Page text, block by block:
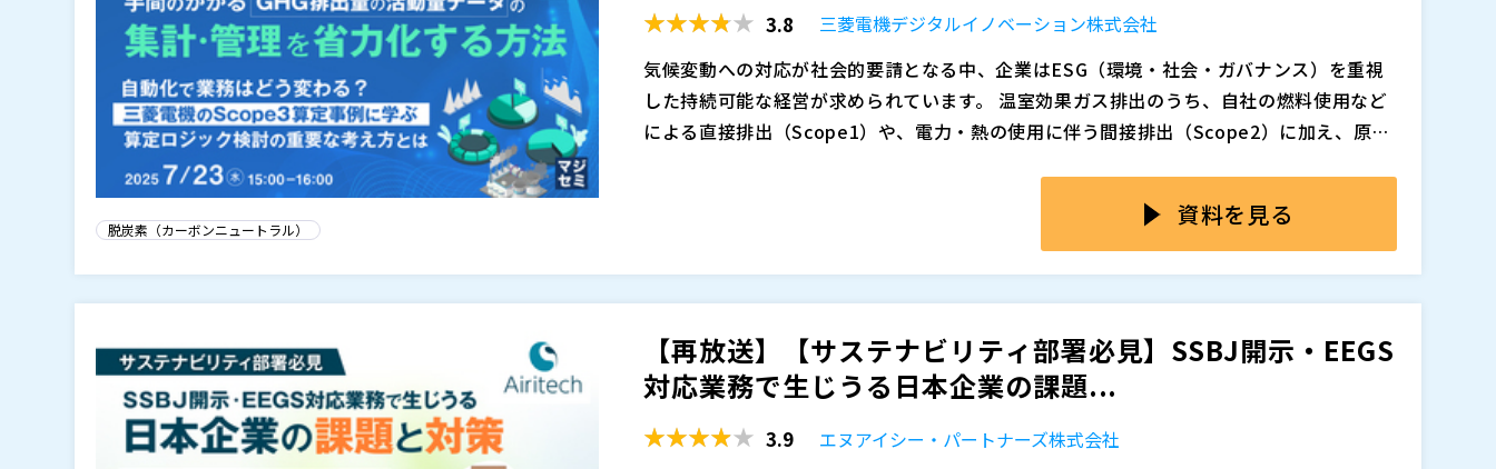
まで手が回っていないと感じている方
ワーキーバジャパン合同会社（）
マジセミ株式会社（）
※共催、協賛、協力、講演企業は将来的に追加、削除される可能性があります。
様に最適なITをデザインし、付加価値を高めるコンサルティングサービスやシステムを提
供してきました。CFP算出支援の領域においても、戦略立案から施策実行、開示支援まで
を一貫してサポートする統合型のESGコンサルティングサービスを展開しています。
お客様の業種や体制に応じて、CFPを含むScope3算定におけるサプライヤーとの連携支援
や、データ収集の伴走支援、粒度の異なるGHGデータの統合・手作業の自動化、CBAM対
応の仕組みづくりまでをサポート。ESGを経営戦略に統合し、企業価値の持続的向上を目
指した、実践的かつ幅広い支援を行っています。
・CFP対応に取り組みたいが、何から始めればいいか分からない方 ・社内にGHG算定の知
見が少なく、算定範囲や精度の判断に悩んでいる方 ・サプライヤーとの連携やデータ収集
が難しく、対応の進め方に不安を感じている方 ・ESG・サステナビリティ施策を、単なる
義務で終わらせず経営戦略に結びつけたい方
フューチャーアーティザン株式会社（）
株式会社オープンソース活用研究所（）
マジセミ株式会社（）
※共催、協賛、協力、講演企業は将来的に追加、削除される可能性があります。
3.8
三菱電機デジタルイノベーション株式会社
気候変動への対応が社会的要請となる中、企業はESG（環境・社会・ガバナンス）を重視
した持続可能な経営が求められています。 温室効果ガス排出のうち、自社の燃料使用など
による直接排出（Scope1）や、電力・熱の使用に伴う間接排出（Scope2）に加え、原材
ットプリント（CFP）の算定に加え、ESG投資への対応や、CDP・TCFD・ISSBといった
国際的な開示基準への準拠も進んでおり、CO₂排出量の管理と情報開示は、今や経営戦略の
度が向上した場合、これらの手法では対応が難しくなることが懸念されています。 このセ
ッションでは、算定ロジックの検討において重要となる考え方や、実際に直面する課題に
※共催、協賛、協力、講演企業は将来的に追加、削除される可能性があります。
脱炭素（カーボンニュートラル） 資料を見る
【再放送】【サステナビリティ部署必見】SSBJ開示・EEGS
対応業務で生じうる日本企業の課題...
3.9
エヌアイシー・パートナーズ株式会社